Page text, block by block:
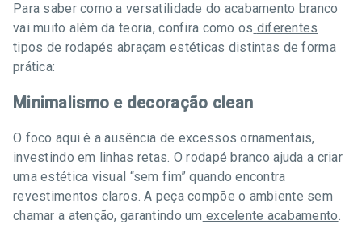
Para saber como a versatilidade do acabamento branco
vai muito além da teoria, confira como os diferentes
tipos de rodapés abraçam estéticas distintas de forma
prática:
Minimalismo e decoração clean
O foco aqui é a ausência de excessos ornamentais,
investindo em linhas retas. O rodapé branco ajuda a criar
uma estética visual “sem fim” quando encontra
revestimentos claros. A peça compõe o ambiente sem
chamar a atenção, garantindo um excelente acabamento.